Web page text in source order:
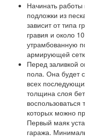
Начинать работы
подложки из
зависит от типа
гравия и около
утрамбованную
армирующей
Перед заливкой
пола. Она будет
всех
толщина слоя
которых можно
Первый маяк
гаража.